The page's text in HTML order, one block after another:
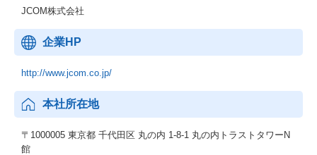
JCOM株式会社
企業HP
http://www.jcom.co.jp/
本社所在地
〒1000005 東京都 千代田区 丸の内 1-8-1 丸の内トラストタワーN
館